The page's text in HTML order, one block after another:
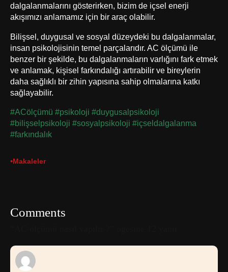
dalgalanmalarını gösterirken, bizim de içsel enerji
akışımızı anlamamız için bir araç olabilir.
Bilişsel, duygusal ve sosyal düzeydeki bu dalgalanmalar,
insan psikolojisinin temel parçalarıdır. AC ölçümü ile
benzer bir şekilde, bu dalgalanmaların varlığını fark etmek
ve anlamak, kişisel farkındalığı artırabilir ve bireylerin
daha sağlıklı bir zihin yapısına sahip olmalarına katkı
sağlayabilir.
#ACölçümü #psikoloji #duygusalpsikoloji
#bilişselpsikoloji #sosyalpsikoloji #içseldalgalanma
#farkındalık
•Makaleler
Comments